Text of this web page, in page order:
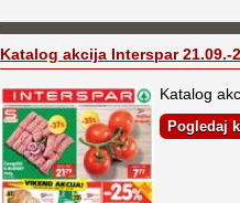
Katalog akcija Interspar 21.09.-
Katalog
Pogledaj